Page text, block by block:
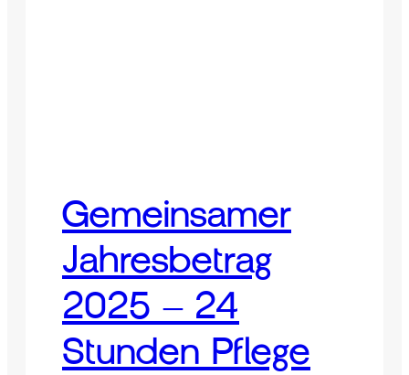
Gemeinsamer
Jahresbetrag
2025 – 24
Stunden Pflege